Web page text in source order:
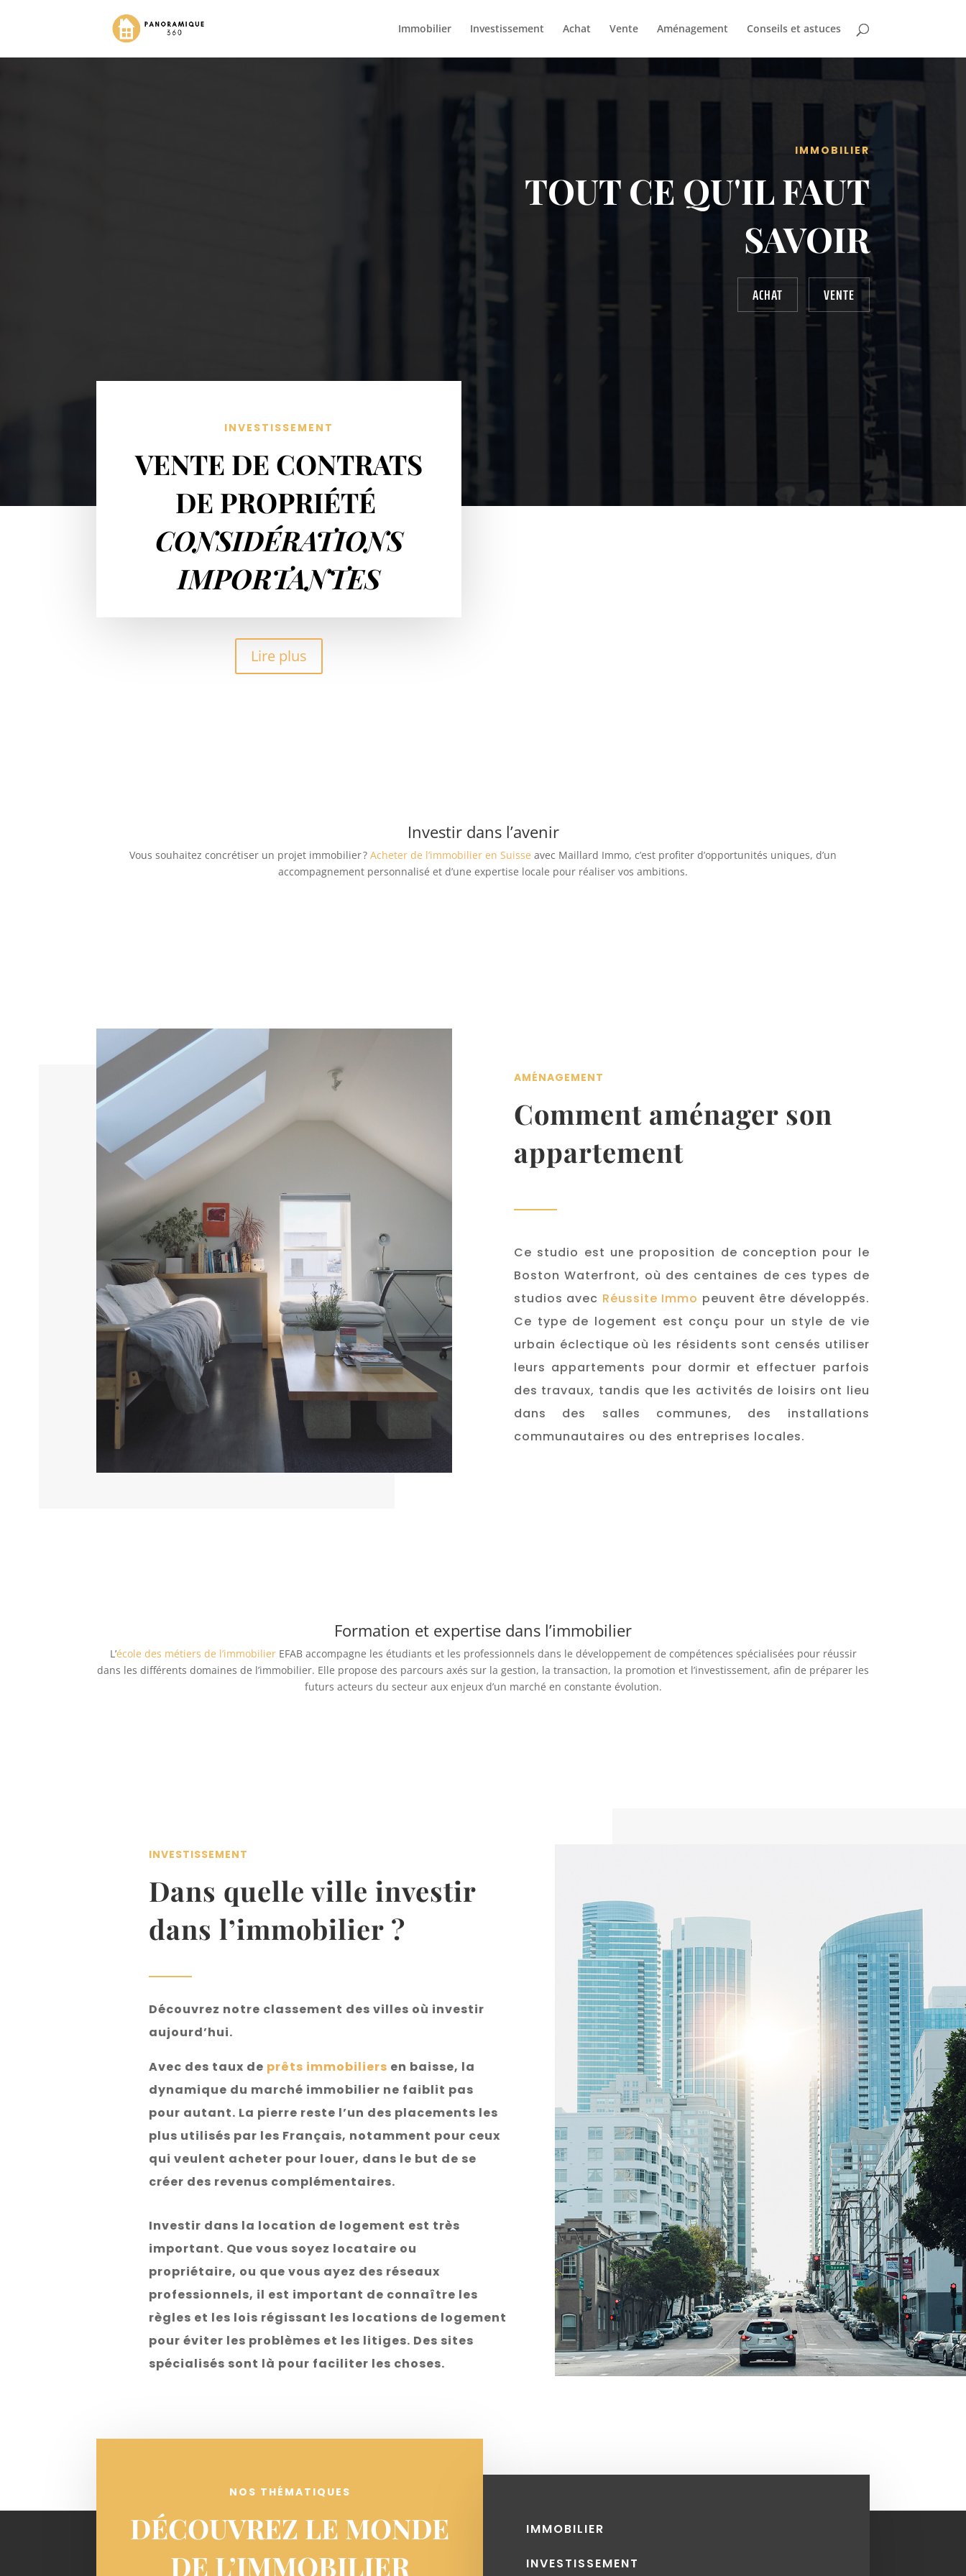
Immobilier Investissement Achat Vente Aménagement Conseils et astuces
IMMOBILIER
TOUT CE QU'IL FAUT
SAVOIR
ACHAT VENTE
INVESTISSEMENT
VENTE DE CONTRATS
DE PROPRIÉTÉ
CONSIDÉRATIONS
IMPORTANTES
Lire plus
Investir dans l’avenir
Vous souhaitez concrétiser un projet immobilier ? Acheter de l’immobilier en Suisse avec Maillard Immo, c’est profiter d’opportunités uniques, d’un
accompagnement personnalisé et d’une expertise locale pour réaliser vos ambitions.
AMÉNAGEMENT
Comment aménager son
appartement
Ce studio est une proposition de conception pour le
Boston Waterfront, où des centaines de ces types de
studios avec Réussite Immo peuvent être développés.
Ce type de logement est conçu pour un style de vie
urbain éclectique où les résidents sont censés utiliser
leurs appartements pour dormir et effectuer parfois
des travaux, tandis que les activités de loisirs ont lieu
dans des salles communes, des installations
communautaires ou des entreprises locales.
Formation et expertise dans l’immobilier
L’école des métiers de l’immobilierEFAB accompagne les étudiants et les professionnels dans le développement de compétences spécialisées pour réussir
dans les différents domaines de l’immobilier. Elle propose des parcours axés sur la gestion, la transaction, la promotion et l’investissement, afin de préparer les
futurs acteurs du secteur aux enjeux d’un marché en constante évolution.
INVESTISSEMENT
Dans quelle ville investir
dans l’immobilier ?
Découvrez notre classement des villes où investir
aujourd’hui.
Avec des taux de prêts immobiliers en baisse, la
dynamique du marché immobilier ne faiblit pas
pour autant. La pierre reste l’un des placements les
plus utilisés par les Français, notamment pour ceux
qui veulent acheter pour louer, dans le but de se
créer des revenus complémentaires.
Investir dans la location de logement est très
important. Que vous soyez locataire ou
propriétaire, ou que vous ayez des réseaux
professionnels, il est important de connaître les
règles et les lois régissant les locations de logement
pour éviter les problèmes et les litiges. Des sites
spécialisés sont là pour faciliter les choses.
NOS THÉMATIQUES
DÉCOUVREZ LE MONDE
DE L’IMMOBILIER
IMMOBILIER
INVESTISSEMENT